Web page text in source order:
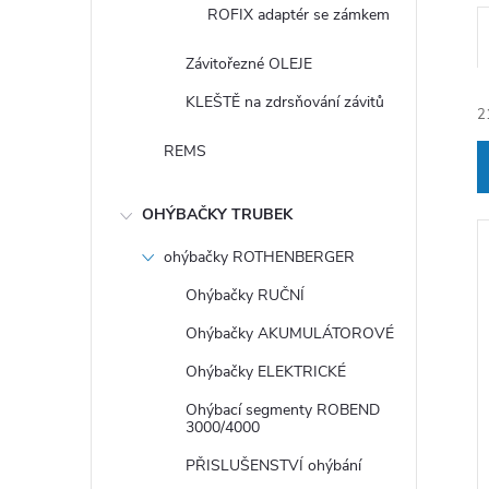
ROFIX adaptér se zámkem
Závitořezné OLEJE
KLEŠTĚ na zdrsňování závitů
REMS
OHÝBAČKY TRUBEK
ohýbačky ROTHENBERGER
Ohýbačky RUČNÍ
Ohýbačky AKUMULÁTOROVÉ
Ohýbačky ELEKTRICKÉ
Ohýbací segmenty ROBEND
3000/4000
PŘISLUŠENSTVÍ ohýbání
a